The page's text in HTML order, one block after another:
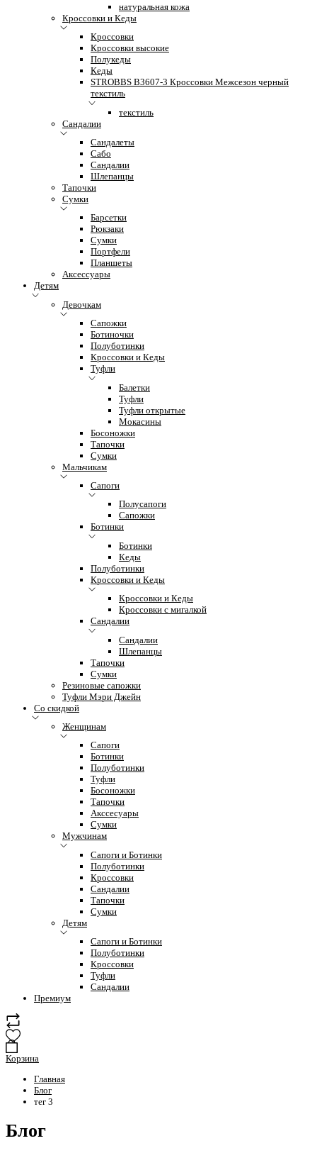
натуральная кожа
Кроссовки и Кеды
Кроссовки
Кроссовки высокие
Полукеды
Кеды
STROBBS B3607-3 Кроссовки Межсезон черный
текстиль
текстиль
Сандалии
Сандалеты
Сабо
Сандалии
Шлепанцы
Тапочки
Сумки
Барсетки
Рюкзаки
Сумки
Портфели
Планшеты
Аксессуары
Детям
Девочкам
Сапожки
Ботиночки
Полуботинки
Кроссовки и Кеды
Туфли
Балетки
Туфли
Туфли открытые
Мокасины
Босоножки
Тапочки
Сумки
Мальчикам
Сапоги
Полусапоги
Сапожки
Ботинки
Ботинки
Кеды
Полуботинки
Кроссовки и Кеды
Кроссовки и Кеды
Кроссовки с мигалкой
Сандалии
Сандалии
Шлепанцы
Тапочки
Сумки
Резиновые сапожки
Туфли Мэри Джейн
Со скидкой
Женщинам
Сапоги
Ботинки
Полуботинки
Туфли
Босоножки
Тапочки
Акссесуары
Сумки
Мужчинам
Сапоги и Ботинки
Полуботинки
Кроссовки
Сандалии
Тапочки
Сумки
Детям
Сапоги и Ботинки
Полуботинки
Кроссовки
Туфли
Сандалии
Премиум
Корзина
Главная
Блог
тег 3
Блог